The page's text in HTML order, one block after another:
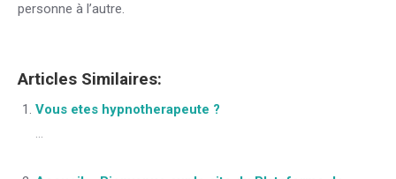
personne à l’autre.
Articles Similaires:
Vous etes hypnotherapeute ?
...